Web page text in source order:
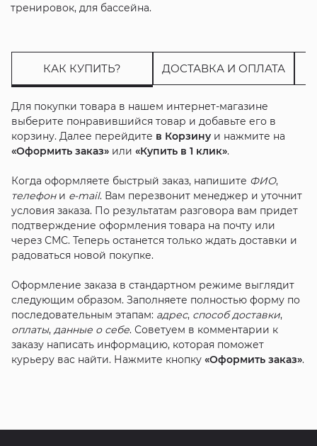
тренировок, для бассейна.
КАК КУПИТЬ? ДОСТАВКА И ОПЛАТА
Для покупки товара в нашем интернет-магазине
выберите понравившийся товар и добавьте его в
корзину. Далее перейдите в Корзинуи нажмите на
«Оформить заказ»или «Купить в 1 клик».
Когда оформляете быстрый заказ, напишите ФИО,
телефони e-mail. Вам перезвонит менеджер и уточнит
условия заказа. По результатам разговора вам придет
подтверждение оформления товара на почту или
через СМС. Теперь останется только ждать доставки и
радоваться новой покупке.
Оформление заказа в стандартном режиме выглядит
следующим образом. Заполняете полностью форму по
последовательным этапам: адрес, способ доставки,
оплаты, данные о себе. Советуем в комментарии к
заказу написать информацию, которая поможет
курьеру вас найти. Нажмите кнопку «Оформить заказ».